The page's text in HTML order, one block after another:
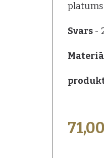
platums
Svars -